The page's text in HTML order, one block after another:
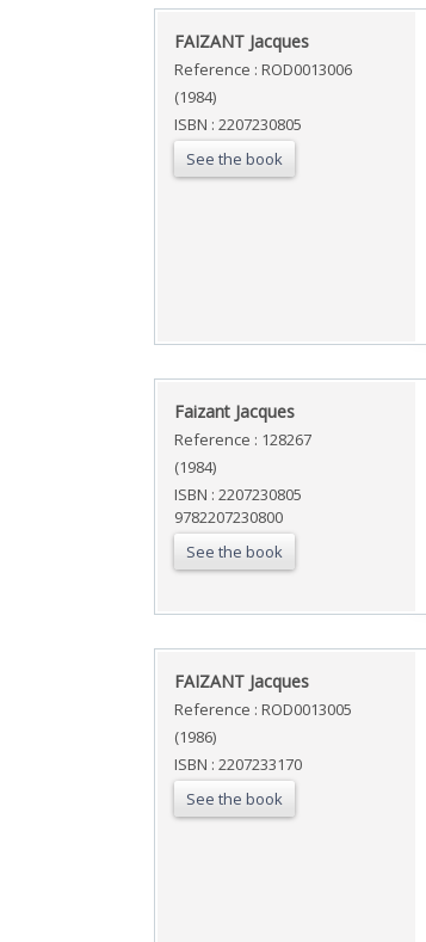
‎FAIZANT Jacques‎
Reference : ROD0013006
(1984)
ISBN : 2207230805
See the book
‎Faizant Jacques‎
Reference : 128267
(1984)
ISBN : 2207230805
9782207230800
See the book
‎FAIZANT Jacques‎
Reference : ROD0013005
(1986)
ISBN : 2207233170
See the book